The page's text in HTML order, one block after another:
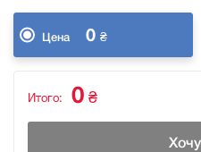
Цена 0 ₴
Итого: 0 ₴